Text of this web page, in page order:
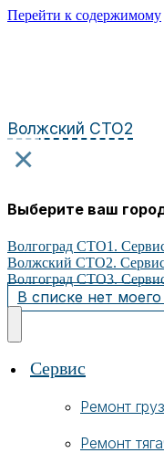
Перейти к содержимому
Волжский СТО2
×
Выберите ваш
Волгоград СТО1.
Волжский СТО2. Сервис
Волгоград СТО3.
В списке нет
Сервис
Ремонт
Ремонт